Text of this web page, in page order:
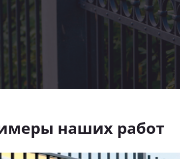
наших работ